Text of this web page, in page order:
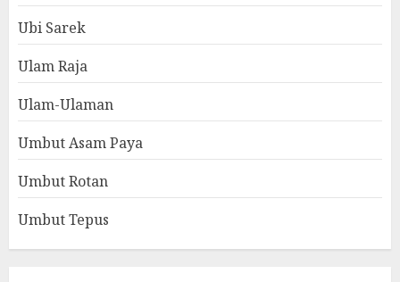
Ubi Sarek
Ulam Raja
Ulam-Ulaman
Umbut Asam Paya
Umbut Rotan
Umbut Tepus